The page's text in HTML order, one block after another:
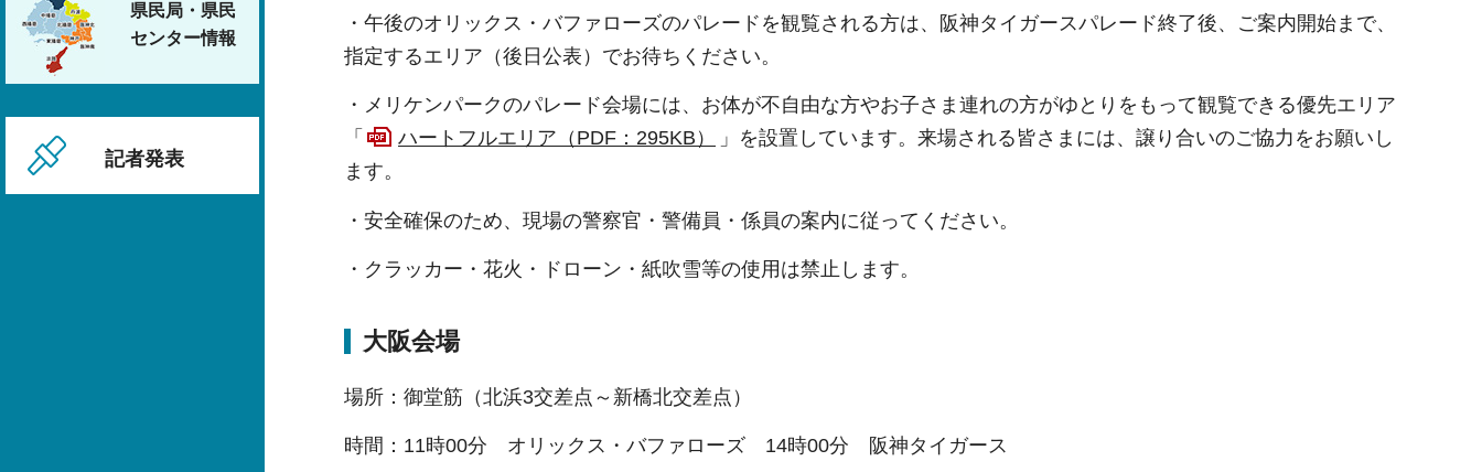
県民局・県民
センター情報
記者発表
・午後のオリックス・バファローズのパレードを観覧される方は、阪神タイガースパレード終了後、ご案内開始まで、
指定するエリア（後日公表）でお待ちください。
・メリケンパークのパレード会場には、お体が不自由な方やお子さま連れの方がゆとりをもって観覧できる優先エリア
「
ハートフルエリア（PDF：295KB）
」を設置しています。来場される皆さまには、譲り合いのご協力をお願いし
ます。
・安全確保のため、現場の警察官・警備員・係員の案内に従ってください。
・クラッカー・花火・ドローン・紙吹雪等の使用は禁止します。
大阪会場
場所：御堂筋（北浜3交差点～新橋北交差点）
時間：11時00分 オリックス・バファローズ 14時00分 阪神タイガース